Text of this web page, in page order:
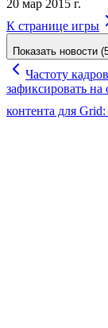
20 мар 2015 г.
К странице игры
Показать новости
Частоту
зафиксировать на
контента для